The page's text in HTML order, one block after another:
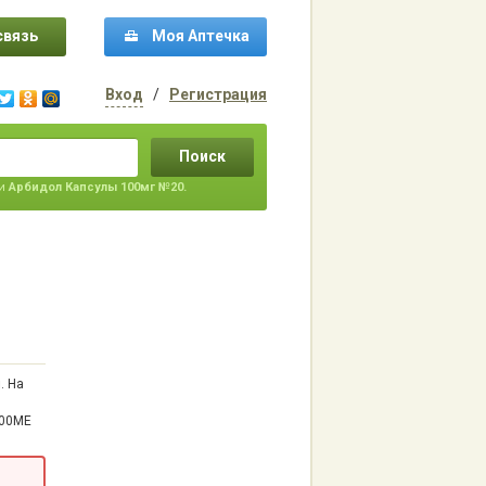
Моя Аптечка
Вход / Регистрация
Поиск
Арбидол Капсулы 100мг №20.
На